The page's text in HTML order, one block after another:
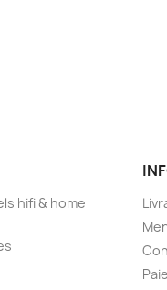
hifi & home